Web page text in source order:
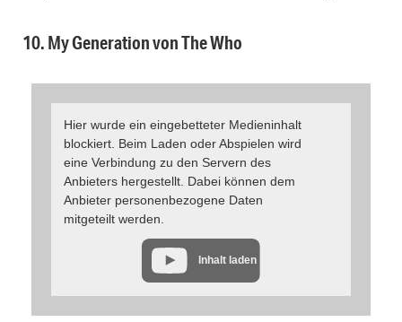
10. My Generation von The Who
Hier wurde ein eingebetteter Medieninhalt
blockiert. Beim Laden oder Abspielen wird
eine Verbindung zu den Servern des
Anbieters hergestellt. Dabei können dem
Anbieter personenbezogene Daten
mitgeteilt werden.
Inhalt laden